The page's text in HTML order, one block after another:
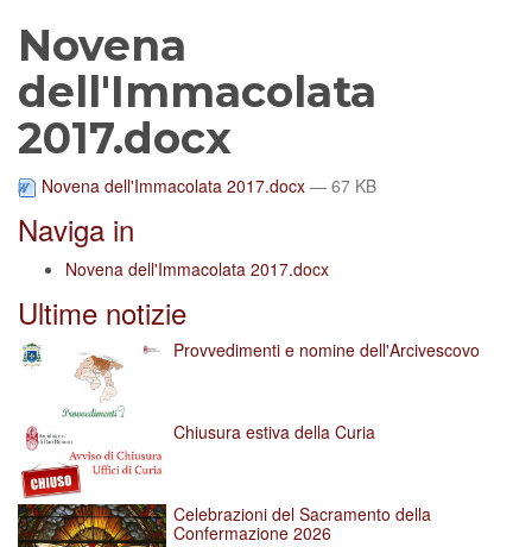
Novena
dell'Immacolata
2017.docx
Novena dell'Immacolata 2017.docx — 67 KB
Naviga in
Novena dell'Immacolata 2017.docx
Ultime notizie
Provvedimenti e nomine dell'Arcivescovo
Chiusura estiva della Curia
Celebrazioni del Sacramento della
Confermazione 2026